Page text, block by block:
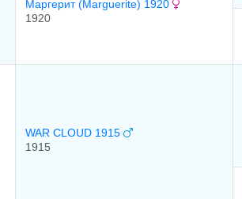
Маргерит (Marguerite) 1920
1920
WAR CLOUD 1915
1915